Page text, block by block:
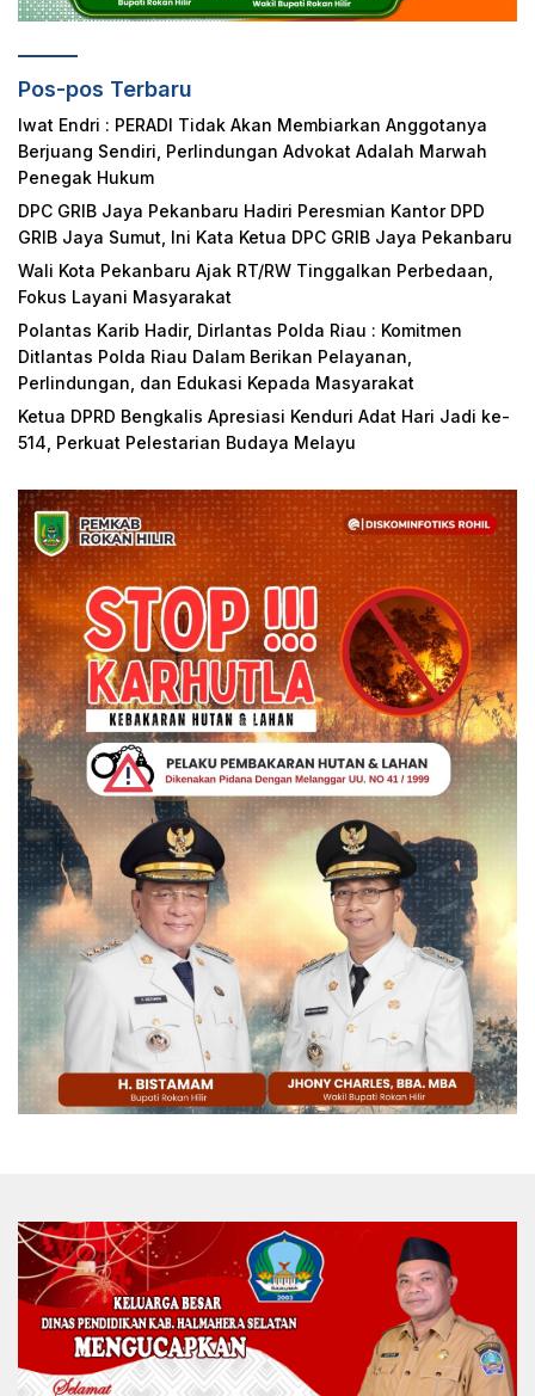
Pos-pos Terbaru
Iwat Endri : PERADI Tidak Akan Membiarkan Anggotanya
Berjuang Sendiri, Perlindungan Advokat Adalah Marwah
Penegak Hukum
DPC GRIB Jaya Pekanbaru Hadiri Peresmian Kantor DPD
GRIB Jaya Sumut, Ini Kata Ketua DPC GRIB Jaya Pekanbaru
Wali Kota Pekanbaru Ajak RT/RW Tinggalkan Perbedaan,
Fokus Layani Masyarakat
Polantas Karib Hadir, Dirlantas Polda Riau : Komitmen
Ditlantas Polda Riau Dalam Berikan Pelayanan,
Perlindungan, dan Edukasi Kepada Masyarakat
Ketua DPRD Bengkalis Apresiasi Kenduri Adat Hari Jadi ke-
514, Perkuat Pelestarian Budaya Melayu